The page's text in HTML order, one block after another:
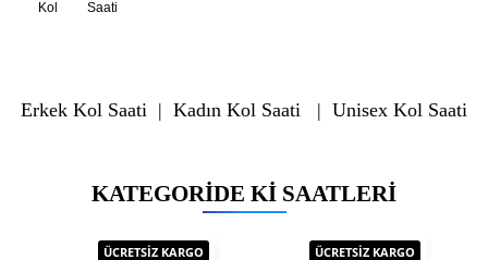
Kol Saati
Erkek Kol Saati| Kadın Kol Saati| Unisex Kol Saati
KATEGORIDE KI SAATLERI
ÜCRETSİZ KARGO ÜCRETSİZ KARGO